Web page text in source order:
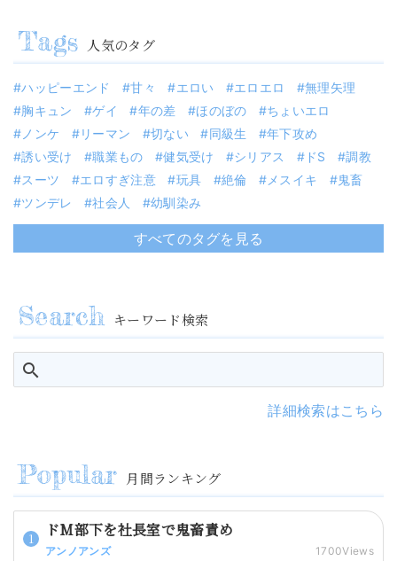
人気のタグ
ハッピーエンド 甘々 エロい エロエロ
無理矢理
胸キュン
ゲイ 年の差 ほのぼの
ちょいエロ
ノンケ
リーマン 切ない 同級生
年下攻め
誘い受け
職業もの 健気受け シリアス ドS
調教
スーツ
エロすぎ注意 玩具 絶倫 メスイキ
鬼畜
ツンデレ
社会人 幼馴染み
すべてのタグを見る
キーワード検索
詳細検索はこちら
月間ランキング
ドM部下を社長室で鬼畜責め
アンノアンズ 1700Views